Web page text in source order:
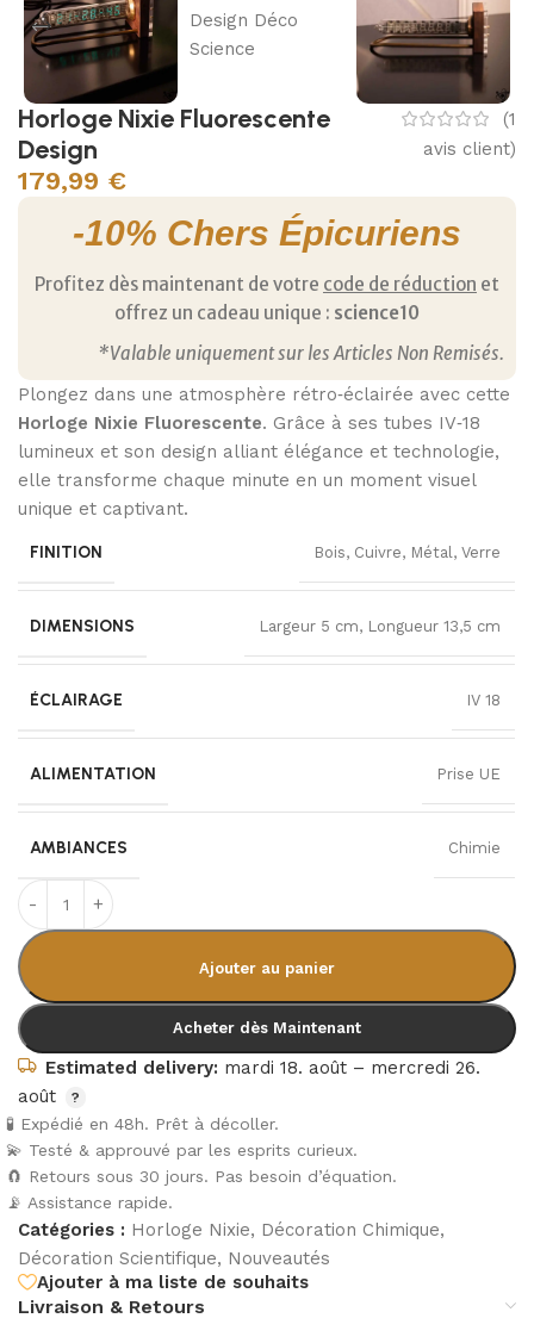
Horloge Nixie Fluorescente
Design
(1
avis client)
179,99 €
-10% Chers Épicuriens
Profitez dès maintenant de votre code de réduction et
offrez un cadeau unique : science10
*Valable uniquement sur les Articles Non Remisés.
Plongez dans une atmosphère rétro‑éclairée avec cette
Horloge Nixie Fluorescente. Grâce à ses tubes IV‑18
lumineux et son design alliant élégance et technologie,
elle transforme chaque minute en un moment visuel
unique et captivant.
FINITION Bois, Cuivre, Métal , Verre
DIMENSIONS Largeur 5 cm, Longueur 13,5 cm
ÉCLAIRAGE IV 18
ALIMENTATION Prise UE
AMBIANCES Chimie
Ajouter au panier
Acheter dès Maintenant
Estimated delivery: mardi 18. août – mercredi 26.
août
🧪 Expédié en 48h. Prêt à décoller.
💫 Testé & approuvé par les esprits curieux.
🧲 Retours sous 30 jours. Pas besoin d’équation.
📡 Assistance rapide.
Catégories : Horloge Nixie, Décoration Chimique,
Décoration Scientifique, Nouveautés
Ajouter à ma liste de souhaits
Livraison & Retours